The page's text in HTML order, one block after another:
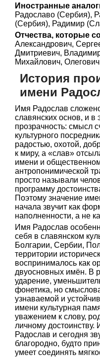
Иностранные
Радославо (Сербия),
(Сербия), Радимир
Отчества, которые
Александрович,
Дмитриевич,
Михайлович,
История
имени
Имя Радослав
славянских основ, и в
прозрачность: смысл
культурного
радостью, охотой,
к миру, а «слав»
имени и
антропонимической
просто называли
программу
Поэтому значение
начала звучит как
наполненности, а не
Имя Радослав
себя в славянском
Болгарии, Сербии,
территории
воспринималось как
двуосновных имён. В
ударение,
фонетика, но
узнаваемой и
имени культурная
уважением к слову,
личному
Радослав и сегодня
благородно, будто
умеет соединять